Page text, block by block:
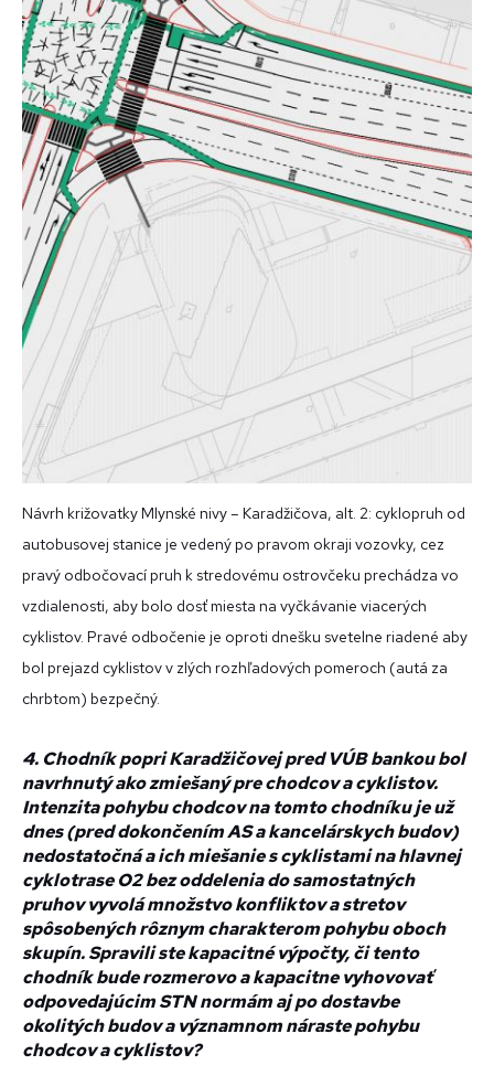
Návrh križovatky Mlynské nivy – Karadžičova, alt. 2: cyklopruh od
autobusovej stanice je vedený po pravom okraji vozovky, cez
pravý odbočovací pruh k stredovému ostrovčeku prechádza vo
vzdialenosti, aby bolo dosť miesta na vyčkávanie viacerých
cyklistov. Pravé odbočenie je oproti dnešku svetelne riadené aby
bol prejazd cyklistov v zlých rozhľadových pomeroch (autá za
chrbtom) bezpečný.
4. Chodník popri Karadžičovej pred VÚB bankou bol
navrhnutý ako zmiešaný pre chodcov a cyklistov.
Intenzita pohybu chodcov na tomto chodníku je už
dnes (pred dokončením AS a kancelárskych budov)
nedostatočná a ich miešanie s cyklistami na hlavnej
cyklotrase O2 bez oddelenia do samostatných
pruhov vyvolá množstvo konfliktov a stretov
spôsobených rôznym charakterom pohybu oboch
skupín. Spravili ste kapacitné výpočty, či tento
chodník bude rozmerovo a kapacitne vyhovovať
odpovedajúcim STN normám aj po dostavbe
okolitých budov a významnom náraste pohybu
chodcov a cyklistov?